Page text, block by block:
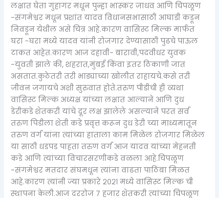
लक्षात घेता गुहागर मधून पुन्हा भास्कर जाधव आणि चिपळूण
-संगमेश्वर मधून प्रशांत यादव विधानसभासाठी आघाडी कडून
निवडून येथील असे चित्र आहे.कारण वासिस्ट मिल्क मार्फत
घरा -घरा मध्ये यादव यांनी रोजगार देण्यासाठी पुढचे पाऊल
टाकत आहेत.कारण आज दहावी- बारावी,पदवीधर युवक
-युवती झाले की, शहरात,मुंबई किंवा इतर ठिकाणी जात
असतात.कुठेतरी तरी भाड्याच्या खोलीत राहायचे.कसे तरी
जीवन जगायचे अशी सुरुवात होते.तरुण पीडीची ही व्यथा
वासिस्ट मिल्क अध्यक्ष यांच्या लक्षात आल्याने आणि दुध
डेरीकडे शेतकरी यांचे दूर लक्ष झालेले असल्याने परत सर्व
तरुण पिडीला शेती कडे प्रवृत्त करून दुध डेरी च्या माध्यमातून
तरुण वर्ग यांना त्यांच्या हाताला काम मिळेल रोजगार मिळेल
या साठी धडपड पाहता तरुण वर्ग आज यादव यांच्या मेहनती
कडे आणि त्यांच्या विचारसरणीकडे वळला आहे.चिपळूण
-संगमेश्वर मतदार संघमधून त्यांना वाढता पाठिंबा मिळत
आहे.कारण त्यांनी ज्या प्रकारे २०२१ मध्ये वासिस्ट मिल्क ची
स्थापना केली.आज दररोज ७ हजार शेतकरी त्यांच्या चिपळूण